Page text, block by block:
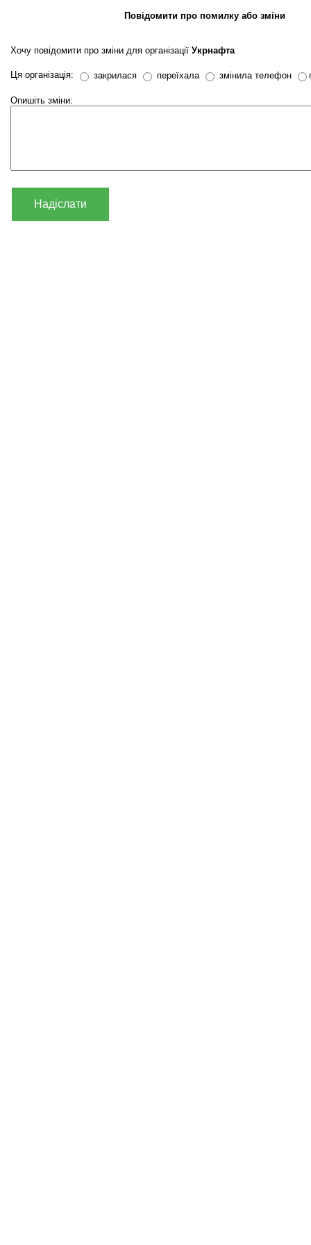
Повідомити про помилку або зміни
Хочу повідомити про зміни для організації Укрнафта
Ця організація: закрилася переїхала змінила телефон
Опишіть зміни:
Надіслати